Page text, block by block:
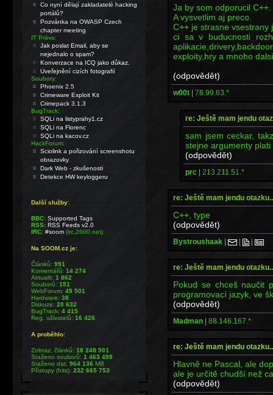
Ja by som odporucil C++.
A vysvetlim aj preco.
C++ je strasne vsestrany
ci sa v buducnosti
exploity,hry a mnoho
(odpovědět)
w00t | 78.99.63.*
re: Ještě mam jendu
sam jsem ceckar,
stejne argumenty
(odpovědět)
prc | 213.211.51.*
re: Ještě mam jendu otazku..
C++, type
(odpovědět)
Bystroushaak | | |
re: Ještě mam jendu otazku..
Pokud se chceš naučit
programovací jazyk, ve
(odpovědět)
Madman | 88.146.167.*
re: Ještě mam jendu otazku..
Hlavně ne Pascal, ale
ale je určitě chudší než
(odpovědět)
Co nyní dělají zakladatelé hacking
portálů?
Pozvánka na OWASP Czech
chapter meeting
IT Právo:
Jak poslat Email, aby se
nejednalo o spam?
Konverzace na ICQ jako důkaz.
Uveřejnění cizích fotografií
Soubory:
Phoenix 2.5
Crimeware Exploit Kit
Crimepack 3.1.3
BugTrack:
SQLi na listyprahy1.cz
SQLi na Florenc
SQLi na kacov.cz
HackForum:
Sciolink a pořizování screenshotu
obrazovky
Dark Web - zkušenosti
Detekce HW keyloggeru
Další služby:
BBC: Supported Tags
RSS: RSS Feeds v2.0
IRC: #soom(irc.2600.net)
Na SOOM.cz je:
Článků:991
Komentářů:14 274
Aktualit:1 862
Souborů:151
WebForum:49 501
Hardware:38
Diskuze:20 632
BugTrack:4 415
Reg. uživatelů:16 426
A proběhlo:
Zobraz. článků:18 248 501
Staženo souborů:1 463 499
Staženo dat:964 136MB
Přístupy (hits):232 665 753